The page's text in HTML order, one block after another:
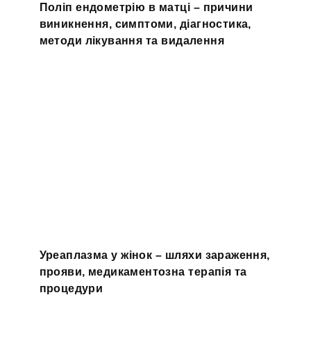
Поліп ендометрію в матці – причини
виникнення, симптоми, діагностика,
методи лікування та видалення
Уреаплазма у жінок – шляхи зараження,
прояви, медикаментозна терапія та
процедури